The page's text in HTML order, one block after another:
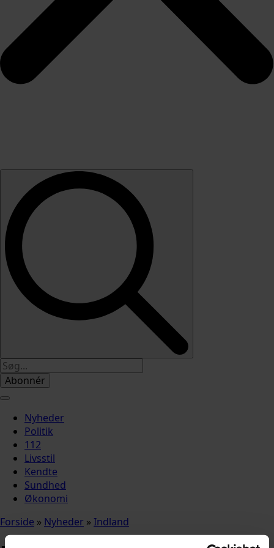
Abonnér
Nyheder
Politik
112
Livsstil
Kendte
Sundhed
Økonomi
Forside » Nyheder » Indland